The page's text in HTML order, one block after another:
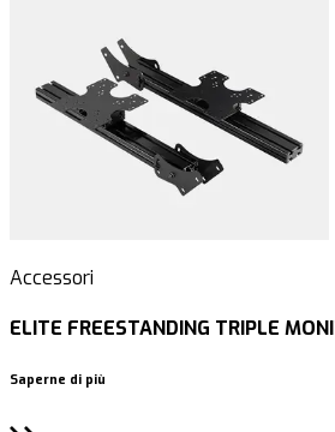
Accessori
ELITE FREESTANDING TRIPLE
Saperne di più